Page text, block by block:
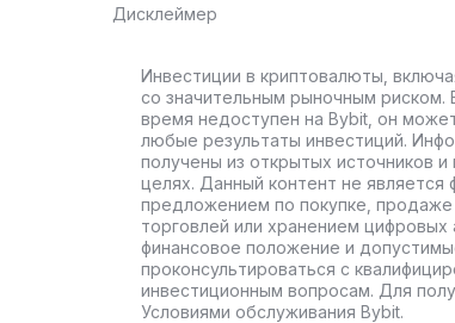
Дисклеймер
Инвестиции в криптовалюты,
со значительным рыночным
время недоступен на Bybit, он
любые результаты инвестиций.
получены из открытых источников
целях. Данный контент не является
предложением по покупке,
торговлей или хранением
финансовое положение и
проконсультироваться с
инвестиционным вопросам. Для
Условиями обслуживания Bybit.